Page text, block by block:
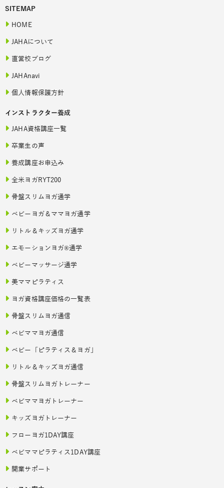
SITEMAP
HOME
JAHAについて
直営校ブログ
JAHAnavi
個人情報保護方針
インストラクター養成
JAHA資格講座一覧
卒業生の声
養成講座お申込み
全米ヨガRYT200
骨盤スリムヨガ通学
ベビーヨガ＆ママヨガ通学
リトル＆キッズヨガ通学
エモーションヨガ®通学
ベビーマッサージ通学
美ママピラティス
ヨガ資格講座価格の一覧表
骨盤スリムヨガ通信
ベビママヨガ通信
ベビー「ピラティス＆ヨガ」
リトル＆キッズヨガ通信
骨盤スリムヨガトレーナー
ベビママヨガトレーナー
キッズヨガトレーナー
フローヨガ1DAY講座
ベビママピラティス1DAY講座
開業サポート